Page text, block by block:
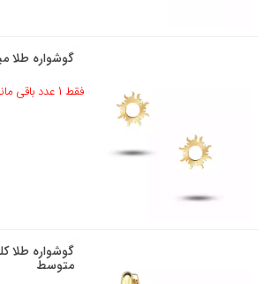
گوشواره طلا
فقط 1 عدد باقی مانده
گوشواره طلا
متوسط